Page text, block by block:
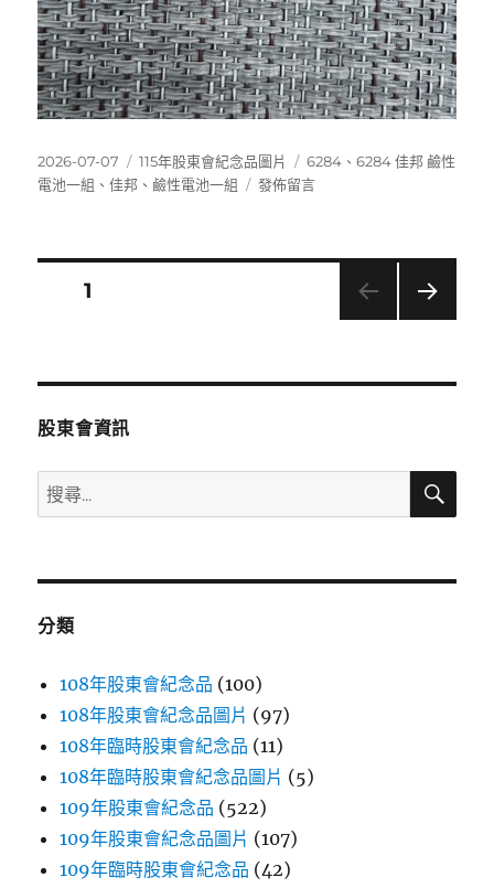
發
佈
2026-07-07
分
類
115年股東會紀念品圖片
標
籤
6284 、6284 佳邦 鹼性
電池一組 、佳邦 、 鹼性電池一組
在
組〉
發佈留言
分
頁次1
股東會資訊
搜
尋
鍵
搜
分類
108年股東會紀念品 (100)
108年股東會紀念品圖片 (97)
108年臨時股東會紀念品 (11)
108年臨時股東會紀念品圖片 (5)
109年股東會紀念品 (522)
109年股東會紀念品圖片 (107)
109年臨時股東會紀念品 (42)